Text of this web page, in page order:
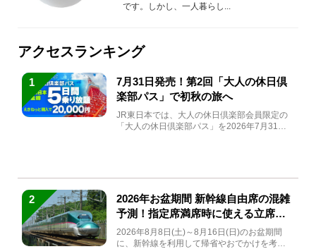
です。しかし、一人暮らし...
アクセスランキング
1
7月31日発売！第2回「大人の休日倶
楽部パス」で初秋の旅へ
JR東日本では、大人の休日倶楽部会員限定の
「大人の休日倶楽部パス」を2026年7月31日
2
2026年お盆期間 新幹線自由席の混雑
予測！指定席満席時に使える立席特
急券も解説
2026年8月8日(土)～8月16日(日)のお盆期間
に、新幹線を利用して帰省やおでかけを考え